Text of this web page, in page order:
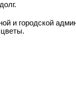
и городской